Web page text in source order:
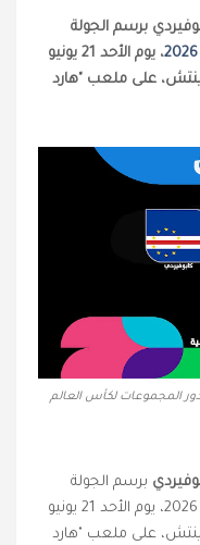
برسم الجولة
، يوم الأحد 21 يونيو
على ملعب "هارد
دور المجموعات لكأس العالم
برسم الجولة
الثانية من دور المجموعات لكأس العالم 2026، يوم الأحد 21 يونيو
على ملعب "هارد